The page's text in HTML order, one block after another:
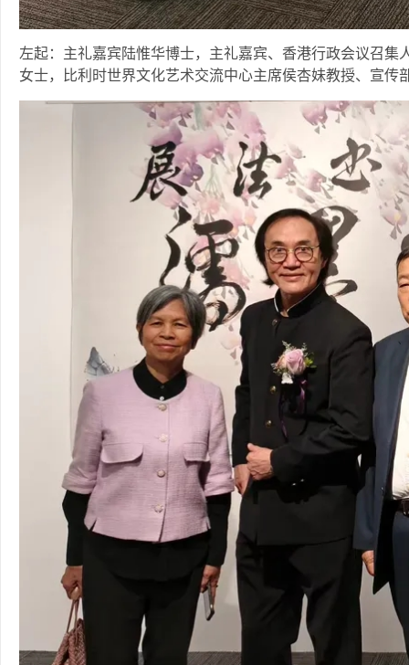
左起：主礼嘉宾陆惟华博士，主礼嘉宾、‍香港行政会议召集
女士，比利时世界文化艺术交流中心主席侯杏妹教授、宣传